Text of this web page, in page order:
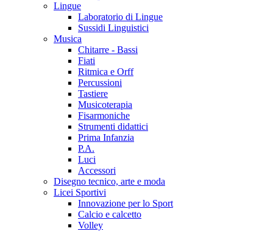
Lingue
Laboratorio di Lingue
Sussidi Linguistici
Musica
Chitarre - Bassi
Fiati
Ritmica e Orff
Percussioni
Tastiere
Musicoterapia
Fisarmoniche
Strumenti didattici
Prima Infanzia
P.A.
Luci
Accessori
Disegno tecnico, arte e moda
Licei Sportivi
Innovazione per lo Sport
Calcio e calcetto
Volley